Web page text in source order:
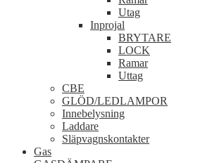
Utag
Inprojal
BRYTARE
LOCK
Ramar
Uttag
CBE
GLÖD/LEDLAMPOR
Innebelysning
Laddare
Släpvagnskontakter
Gas